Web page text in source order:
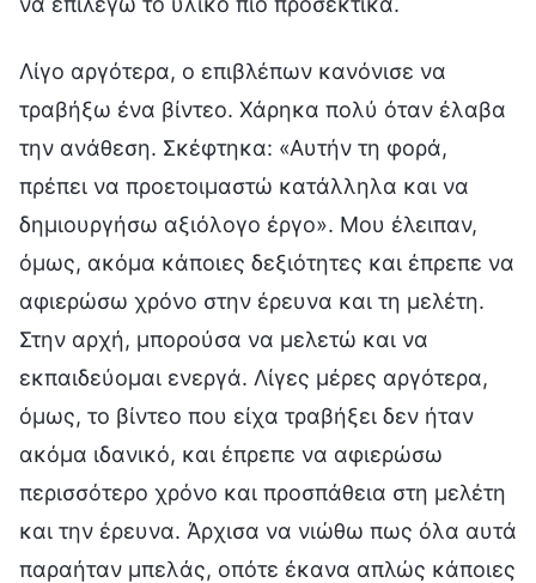
Λίγο αργότερα, ο επιβλέπων κανόνισε να
τραβήξω ένα βίντεο. Χάρηκα πολύ όταν έλαβα
την ανάθεση. Σκέφτηκα: «Αυτήν τη φορά,
πρέπει να προετοιμαστώ κατάλληλα και να
δημιουργήσω αξιόλογο έργο». Μου έλειπαν,
όμως, ακόμα κάποιες δεξιότητες και έπρεπε να
αφιερώσω χρόνο στην έρευνα και τη μελέτη.
Στην αρχή, μπορούσα να μελετώ και να
εκπαιδεύομαι ενεργά. Λίγες μέρες αργότερα,
όμως, το βίντεο που είχα τραβήξει δεν ήταν
ακόμα ιδανικό, και έπρεπε να αφιερώσω
περισσότερο χρόνο και προσπάθεια στη μελέτη
και την έρευνα. Άρχισα να νιώθω πως όλα αυτά
παραήταν μπελάς, οπότε έκανα απλώς κάποιες